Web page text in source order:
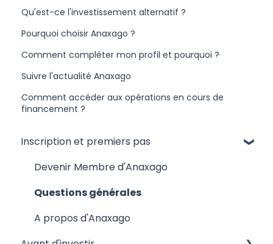
Qu'est-ce l'investissement alternatif ?
Pourquoi choisir Anaxago ?
Comment compléter mon profil et pourquoi ?
Suivre l'actualité Anaxago
Comment accéder aux opérations en cours de
financement ?
Inscription et premiers pas
Devenir Membre d'Anaxago
Questions générales
A propos d'Anaxago